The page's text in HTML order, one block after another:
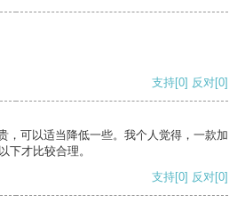
支持[0] 反对[0]
，可以适当降低一些。我个人觉得，一款加
下才比较合理。
支持[0] 反对[0]